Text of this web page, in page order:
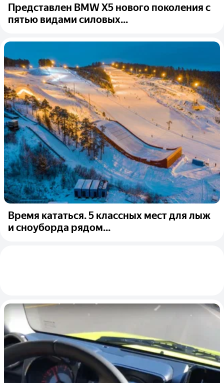
Представлен BMW X5 нового поколения с
пятью видами силовых...
Время кататься. 5 классных мест для лыж
и сноуборда рядом...